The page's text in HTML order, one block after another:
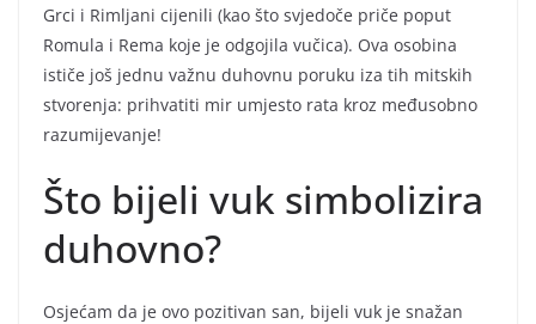
Grci i Rimljani cijenili (kao što svjedoče priče poput
Romula i Rema koje je odgojila vučica). Ova osobina
ističe još jednu važnu duhovnu poruku iza tih mitskih
stvorenja: prihvatiti mir umjesto rata kroz međusobno
razumijevanje!
Što bijeli vuk simbolizira
duhovno?
Osjećam da je ovo pozitivan san, bijeli vuk je snažan